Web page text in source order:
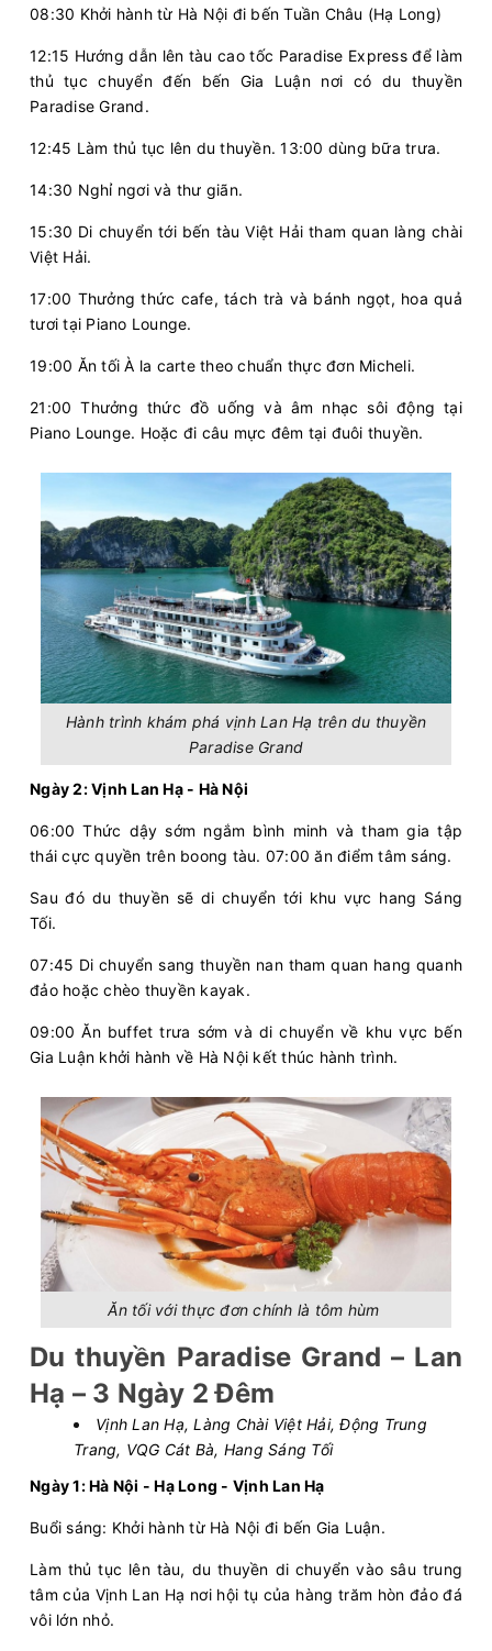
08:30 Khởi hành từ Hà Nội đi bến Tuần Châu (Hạ Long)
12:15 Hướng dẫn lên tàu cao tốc Paradise Express để làm
thủ tục chuyển đến bến Gia Luận nơi có du thuyền
Paradise Grand.
12:45 Làm thủ tục lên du thuyền. 13:00 dùng bữa trưa.
14:30 Nghỉ ngơi và thư giãn.
15:30 Di chuyển tới bến tàu Việt Hải tham quan làng chài
Việt Hải.
17:00 Thưởng thức cafe, tách trà và bánh ngọt, hoa quả
tươi tại Piano Lounge.
19:00 Ăn tối À la carte theo chuẩn thực đơn Micheli.
21:00 Thưởng thức đồ uống và âm nhạc sôi động tại
Piano Lounge. Hoặc đi câu mực đêm tại đuôi thuyền.
Hành trình khám phá vịnh Lan Hạ trên du thuyền
Paradise Grand
Ngày 2: Vịnh Lan Hạ - Hà Nội
06:00 Thức dậy sớm ngắm bình minh và tham gia tập
thái cực quyền trên boong tàu. 07:00 ăn điểm tâm sáng.
Sau đó du thuyền sẽ di chuyển tới khu vực hang Sáng
Tối.
07:45 Di chuyển sang thuyền nan tham quan hang quanh
đảo hoặc chèo thuyền kayak.
09:00 Ăn buffet trưa sớm và di chuyển về khu vực bến
Gia Luận khởi hành về Hà Nội kết thúc hành trình.
Ăn tối với thực đơn chính là tôm hùm
Du thuyền Paradise Grand – Lan
Hạ – 3 Ngày 2 Đêm
Vịnh Lan Hạ, Làng Chài Việt Hải, Động Trung
Trang, VQG Cát Bà, Hang Sáng Tối
Ngày 1: Hà Nội - Hạ Long - Vịnh Lan Hạ
Buổi sáng: Khởi hành từ Hà Nội đi bến Gia Luận.
Làm thủ tục lên tàu, du thuyền di chuyển vào sâu trung
tâm của Vịnh Lan Hạ nơi hội tụ của hàng trăm hòn đảo đá
vôi lớn nhỏ.